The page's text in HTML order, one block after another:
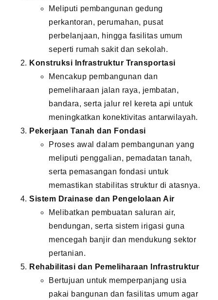
Meliputi pembangunan gedung
perkantoran, perumahan, pusat
perbelanjaan, hingga fasilitas umum
seperti rumah sakit dan sekolah.
Konstruksi Infrastruktur Transportasi
Mencakup pembangunan dan
pemeliharaan jalan raya, jembatan,
bandara, serta jalur rel kereta api untuk
meningkatkan konektivitas antarwilayah.
Pekerjaan Tanah dan Fondasi
Proses awal dalam pembangunan yang
meliputi penggalian, pemadatan tanah,
serta pemasangan fondasi untuk
memastikan stabilitas struktur di atasnya.
Sistem Drainase dan Pengelolaan Air
Melibatkan pembuatan saluran air,
bendungan, serta sistem irigasi guna
mencegah banjir dan mendukung sektor
pertanian.
Rehabilitasi dan Pemeliharaan Infrastruktur
Bertujuan untuk memperpanjang usia
pakai bangunan dan fasilitas umum agar